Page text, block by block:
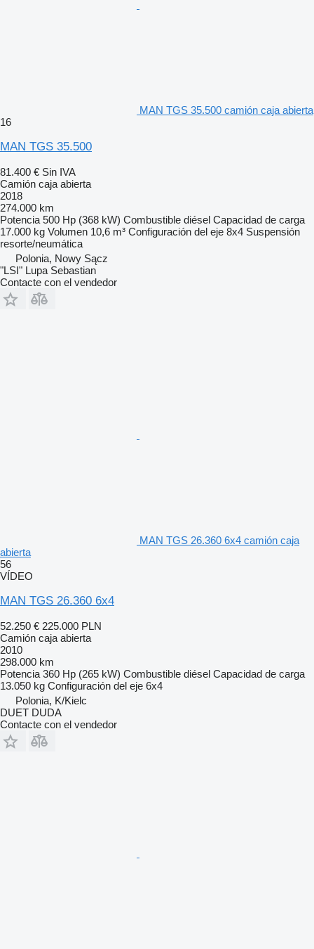
MAN TGS 35.500 camión caja abierta
16
MAN TGS 35.500
81.400 € Sin IVA
Camión caja abierta
2018
274.000 km
Potencia 500 Hp (368 kW) Combustible diésel Capacidad de carga
17.000 kg Volumen 10,6 m³ Configuración del eje 8x4 Suspensión
resorte/neumática
Polonia, Nowy Sącz
"LSI" Lupa Sebastian
Contacte con el vendedor
MAN TGS 26.360 6x4 camión caja
abierta
56
VÍDEO
MAN TGS 26.360 6x4
52.250 € 225.000 PLN
Camión caja abierta
2010
298.000 km
Potencia 360 Hp (265 kW) Combustible diésel Capacidad de carga
13.050 kg Configuración del eje 6x4
Polonia, K/Kielc
DUET DUDA
Contacte con el vendedor